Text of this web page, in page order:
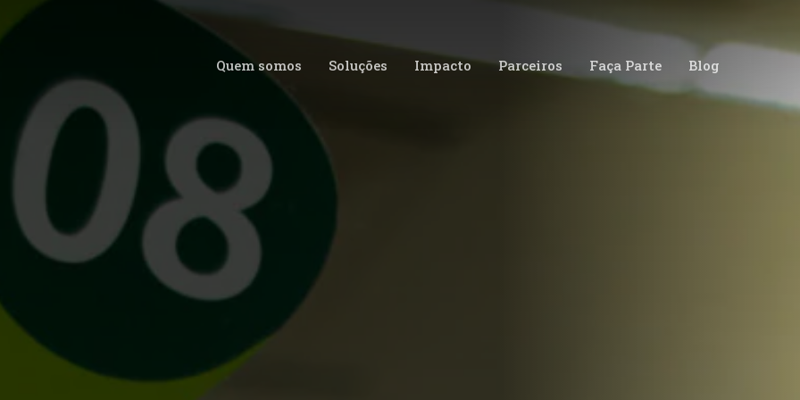
Quem somos Soluções Impacto Parceiros Faça Parte Blog